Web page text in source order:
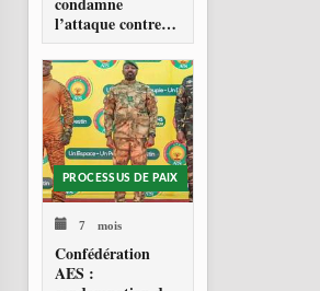
l’attaque contre
l’aéroport Diori
Hamani
PROCESSUS DE PAIX
7 mois
Confédération
AES :